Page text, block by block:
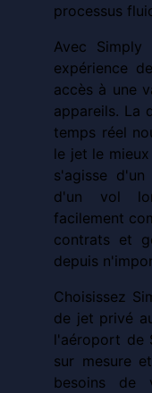
processus
Avec
expérience
accès à une
appareils. La
temps réel
le jet le
s'agisse
d'un vol
facilement
contrats et
depuis
Choisissez
de jet privé
l'aéroport de
sur mesure
besoins de